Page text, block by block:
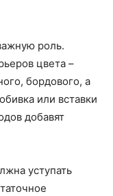
роль.
цвета –
бордового, а
или вставки
добавят
уступать